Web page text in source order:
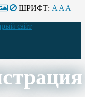
ШРИФТ: A A A
сайт